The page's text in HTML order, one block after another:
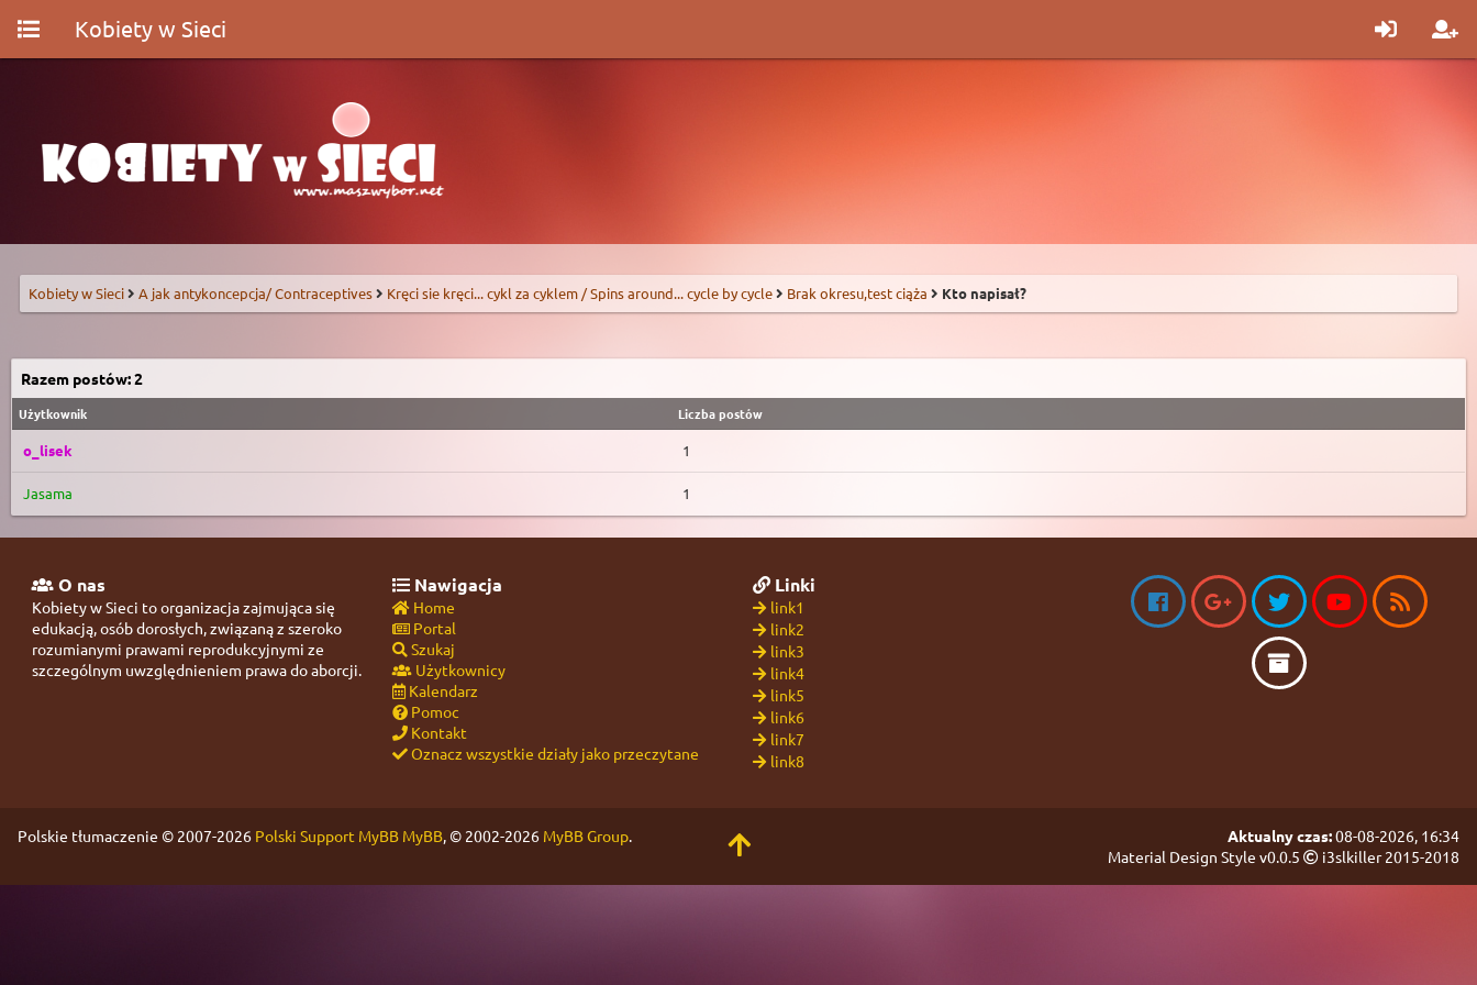
Kobiety w Sieci
Kobiety w Sieci A jak antykoncepcja/ Contraceptives Kręci sie kręci... cykl za cyklem / Spins around... cycle by cycle Brak okresu,test ciąża Kto napisał?
Razem postów: 2
Użytkownik Liczba postów
o_lisek 1
Jasama 1
O nas
Kobiety w Sieci to organizacja zajmująca się
edukacją, osób dorosłych, związaną z szeroko
rozumianymi prawami reprodukcyjnymi ze
szczególnym uwzględnieniem prawa do aborcji.
Nawigacja
Home
Portal
Szukaj
Użytkownicy
Kalendarz
Pomoc
Kontakt
Oznacz wszystkie działy jako przeczytane
Linki
link1
link2
link3
link4
link5
link6
link7
link8
Polskie tłumaczenie © 2007-2026 Polski Support MyBB MyBB, © 2002-2026 MyBB Group. Aktualny czas:08-08-2026, 16:34
Material Design Style v0.0.5
i3slkiller 2015-2018